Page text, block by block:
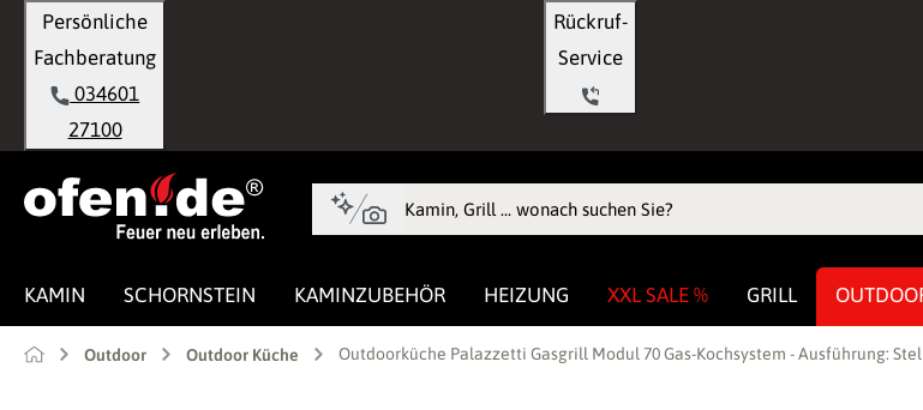
Zur Hauptnavigation springen
Persönliche
Fachberatung
034601
27100
Rückruf-
KAMIN SCHORNSTEIN KAMINZUBEHÖR HEIZUNG XXL SALE % GRILL
Outdoor Outdoor Küche Outdoorküche Palazzetti Gasgrill Modul 70 Gas-Kochsystem - Ausführung: